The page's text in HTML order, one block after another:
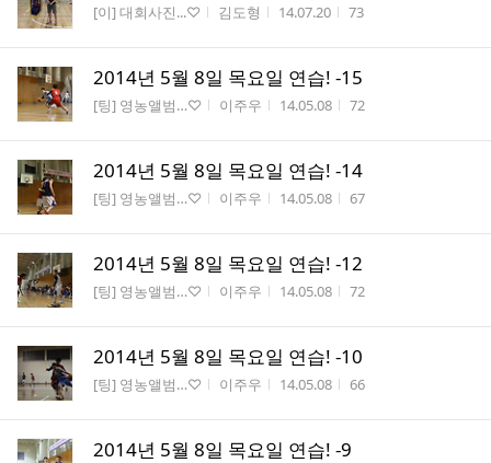
게시판명
[이] 대회사진...♡ 작성자
김도형 작성시간
14.07.20 조회수
73
2014년 5월 8일 목요일 연습! -15
게시판명
[팅] 영농앨범…♡ 작성자
이주우 작성시간
14.05.08 조회수
72
2014년 5월 8일 목요일 연습! -14
게시판명
[팅] 영농앨범…♡ 작성자
이주우 작성시간
14.05.08 조회수
67
2014년 5월 8일 목요일 연습! -12
게시판명
[팅] 영농앨범…♡ 작성자
이주우 작성시간
14.05.08 조회수
72
2014년 5월 8일 목요일 연습! -10
게시판명
[팅] 영농앨범…♡ 작성자
이주우 작성시간
14.05.08 조회수
66
2014년 5월 8일 목요일 연습! -9